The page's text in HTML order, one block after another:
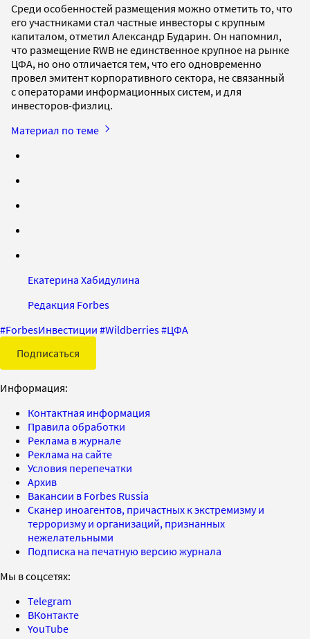
Среди особенностей размещения можно отметить то, что
его участниками стал частные инвесторы с крупным
капиталом, отметил Александр Бударин. Он напомнил,
что размещение RWB не единственное крупное на рынке
ЦФА, но оно отличается тем, что его одновременно
провел эмитент корпоративного сектора, не связанный
с операторами информационных систем, и для
инвесторов-физлиц.
Материал по теме
Екатерина Хабидулина
Редакция Forbes
#ForbesИнвестиции #Wildberries#ЦФА
Подписаться
Информация:
Контактная информация
Правила обработки
Реклама в журнале
Реклама на сайте
Условия перепечатки
Архив
Вакансии в Forbes Russia
Сканер иноагентов, причастных к экстремизму и
терроризму и организаций, признанных
нежелательными
Подписка на печатную версию журнала
Мы в соцсетях:
Telegram
ВКонтакте
YouTube